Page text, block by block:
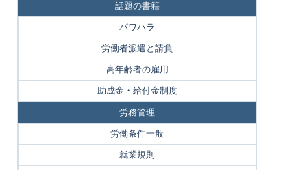
話題の書籍
パワハラ
労働者派遣と請負
高年齢者の雇用
助成金・給付金制度
労務管理
労働条件一般
就業規則